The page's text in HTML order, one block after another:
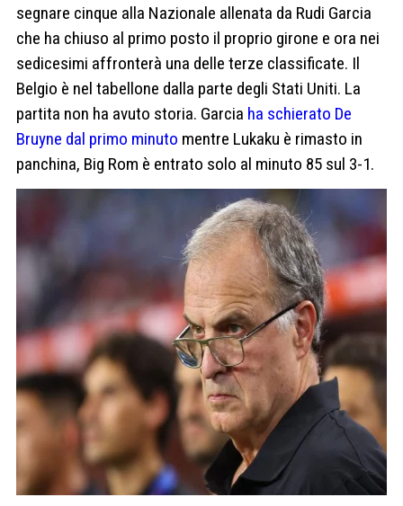
segnare cinque alla Nazionale allenata da Rudi Garcia
che ha chiuso al primo posto il proprio girone e ora nei
sedicesimi affronterà una delle terze classificate. Il
Belgio è nel tabellone dalla parte degli Stati Uniti. La
partita non ha avuto storia. Garcia ha schierato De
Bruyne dal primo minuto mentre Lukaku è rimasto in
panchina, Big Rom è entrato solo al minuto 85 sul 3-1.